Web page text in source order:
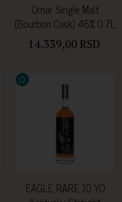
Omar Single Malt
(Bourbon Cask) 46% 0.7L
14.339,00 RSD
EAGLE RARE 10 YO